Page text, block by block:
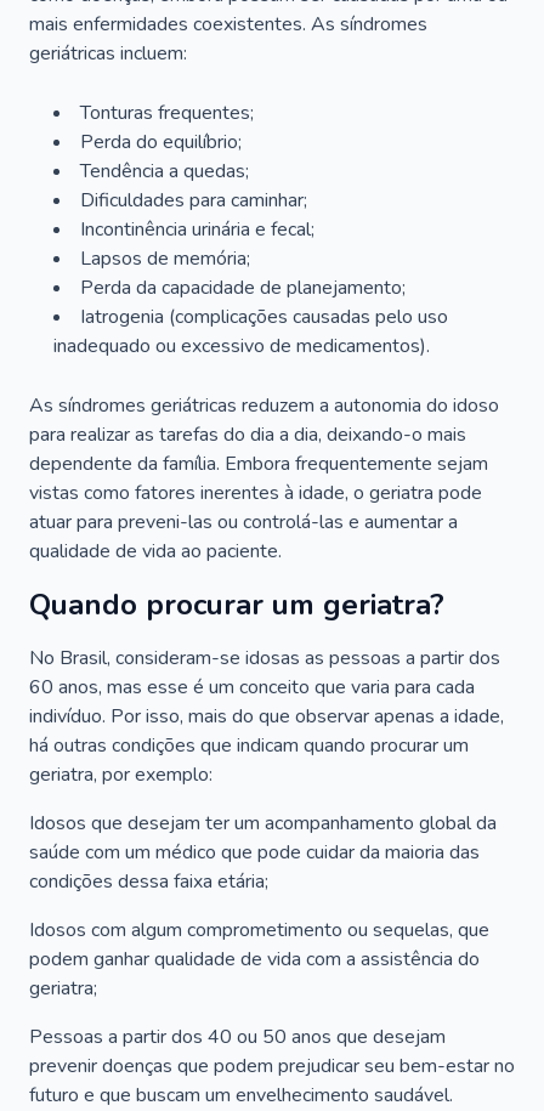
mais enfermidades coexistentes. As síndromes
geriátricas incluem:
Tonturas frequentes;
Perda do equilíbrio;
Tendência a quedas;
Dificuldades para caminhar;
Incontinência urinária e fecal;
Lapsos de memória;
Perda da capacidade de planejamento;
Iatrogenia (complicações causadas pelo uso
inadequado ou excessivo de medicamentos).
As síndromes geriátricas reduzem a autonomia do idoso
para realizar as tarefas do dia a dia, deixando-o mais
dependente da família. Embora frequentemente sejam
vistas como fatores inerentes à idade, o geriatra pode
atuar para preveni-las ou controlá-las e aumentar a
qualidade de vida ao paciente.
Quando procurar um geriatra?
No Brasil, consideram-se idosas as pessoas a partir dos
60 anos, mas esse é um conceito que varia para cada
indivíduo. Por isso, mais do que observar apenas a idade,
há outras condições que indicam quando procurar um
geriatra, por exemplo:
Idosos que desejam ter um acompanhamento global da
saúde com um médico que pode cuidar da maioria das
condições dessa faixa etária;
Idosos com algum comprometimento ou sequelas, que
podem ganhar qualidade de vida com a assistência do
geriatra;
Pessoas a partir dos 40 ou 50 anos que desejam
prevenir doenças que podem prejudicar seu bem-estar no
futuro e que buscam um envelhecimento saudável.